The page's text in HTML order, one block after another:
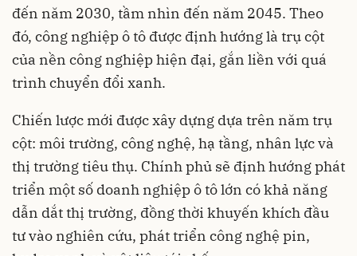
đến năm 2030, tầm nhìn đến năm 2045. Theo
đó, công nghiệp ô tô được định hướng là trụ cột
của nền công nghiệp hiện đại, gắn liền với quá
trình chuyển đổi xanh.
Chiến lược mới được xây dựng dựa trên năm trụ
cột: môi trường, công nghệ, hạ tầng, nhân lực và
thị trường tiêu thụ. Chính phủ sẽ định hướng phát
triển một số doanh nghiệp ô tô lớn có khả năng
dẫn dắt thị trường, đồng thời khuyến khích đầu
tư vào nghiên cứu, phát triển công nghệ pin,